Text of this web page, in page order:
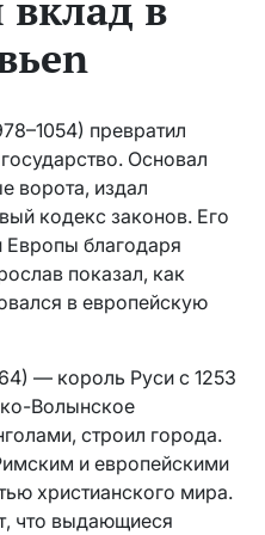
превратил
Основал
ворота, издал
кодекс законов. Его
Европы благодаря
показал, как
в европейскую
— король Руси с 1253
Волынское
строил города.
и европейскими
христианского мира.
что выдающиеся